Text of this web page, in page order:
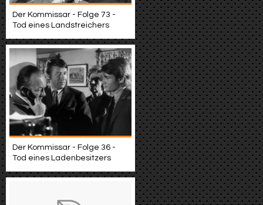
Der Kommissar - Folge 73 -
Tod eines Landstreichers
Der Kommissar - Folge 36 -
Tod eines Ladenbesitzers